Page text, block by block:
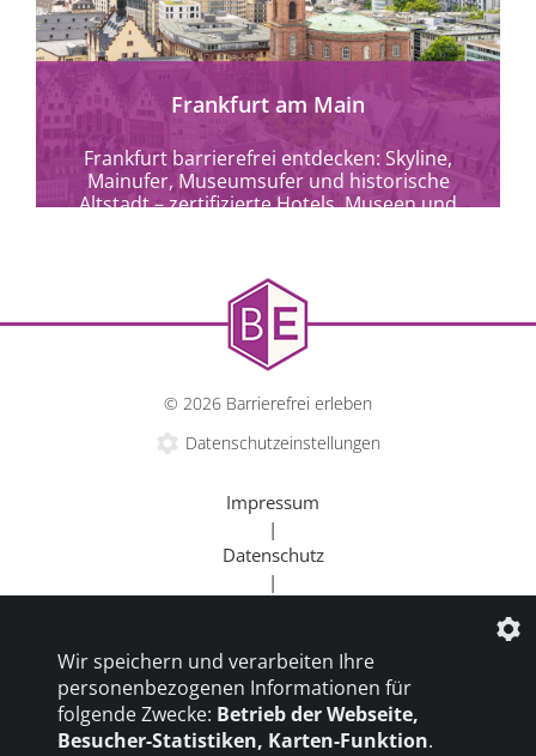
Frankfurt am Main
Frankfurt barrierefrei entdecken: Skyline,
Mainufer, Museumsufer und historische
Altstadt – zertifizierte Hotels, Museen und
© 2026 Barrierefrei erleben
Datenschutzeinstellungen
Impressum
|
Datenschutz
|
Beratung
|
Goldener Rollstuhl
|
Wir speichern und verarbeiten Ihre
personenbezogenen Informationen für
folgende Zwecke: Betrieb der Webseite,
Besucher-Statistiken, Karten-Funktion.